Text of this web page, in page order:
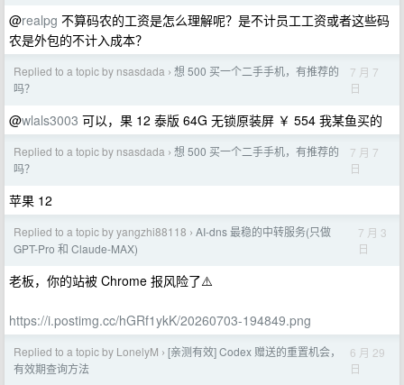
@realpg 不算码农的工资是怎么理解呢？是不计员工工资或者这些码
农是外包的不计入成本？
Replied to a topic by nsasdada › 想 500 买一个二手手机，有推荐的
吗？
7 月 7
日
@wlals3003 可以，果 12 泰版 64G 无锁原装屏 ￥ 554 我某鱼买的
Replied to a topic by nsasdada › 想 500 买一个二手手机，有推荐的
吗？
7 月 7
日
苹果 12
Replied to a topic by yangzhi88118 › AI-dns 最稳的中转服务(只做
GPT-Pro 和 Claude-MAX)
7 月 3
日
老板，你的站被 Chrome 报风险了⚠️
https://i.postimg.cc/hGRf1ykK/20260703-194849.png
Replied to a topic by LonelyM › [亲测有效] Codex 赠送的重置机会，
有效期查询方法
6 月 29
日